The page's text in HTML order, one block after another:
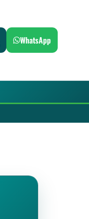
WhatsApp